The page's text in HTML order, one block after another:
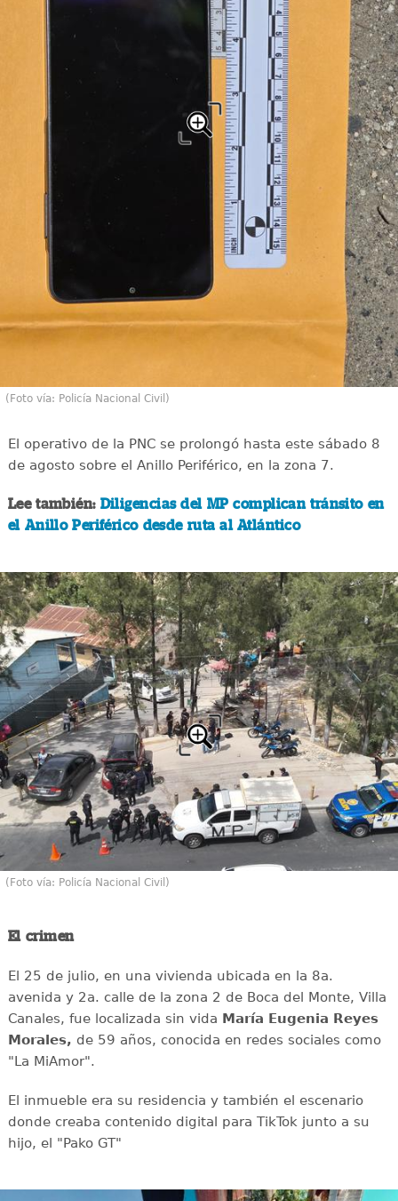
(Foto vía: Policía Nacional Civil)
El operativo de la PNC se prolongó hasta este sábado 8
de agosto sobre el Anillo Periférico, en la zona 7.
Lee también:Diligencias del MP complican tránsito en
el Anillo Periférico desde ruta al Atlántico
(Foto vía: Policía Nacional Civil)
El crimen
El 25 de julio, en una vivienda ubicada en la 8a.
avenida y 2a. calle de la zona 2 de Boca del Monte, Villa
Canales, fue localizada sin vida María Eugenia Reyes
Morales, de 59 años, conocida en redes sociales como
"La MiAmor".
El inmueble era su residencia y también el escenario
donde creaba contenido digital para TikTok junto a su
hijo, el "Pako GT"